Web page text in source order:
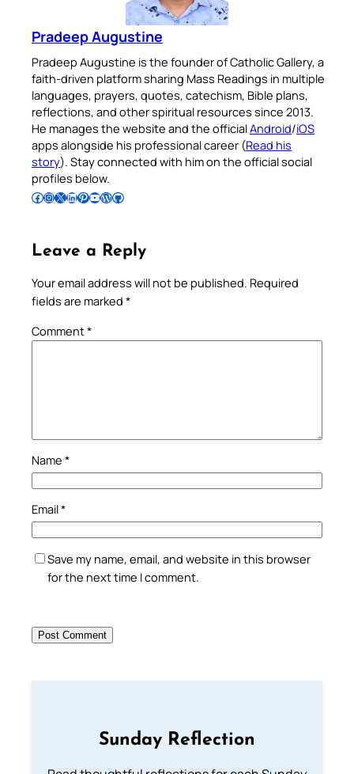
Pradeep Augustine
Pradeep Augustine is the founder of Catholic Gallery, a
faith-driven platform sharing Mass Readings in multiple
languages, prayers, quotes, catechism, Bible plans,
reflections, and other spiritual resources since 2013.
He manages the website and the officialAndroid/iOS
apps alongside his professional career (Read his
story). Stay connected with him on the official social
profiles below.
Follow Pradeep on Facebook Follow Pradeep on InstagramFollow Pradeep on X Follow Pradeep on LinkedIn Follow Pradeep on Pinterest Subscribe to Pradeep’s Youtube Channel Follow Pradeep on WordPress Follow Pradeep on GitHub
Leave a Reply
Your email address will not be published. Required
fields are marked *
Comment*
Name *
Email*
Save my name, email, and website in this browser
for the next time I comment.
Sunday Reflection